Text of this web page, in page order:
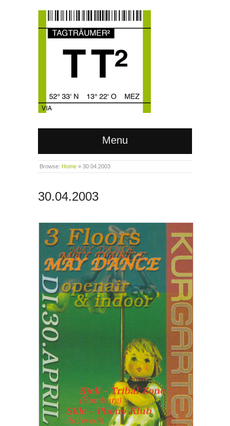
Menu
Browse: Home » 30.04.2003
30.04.2003